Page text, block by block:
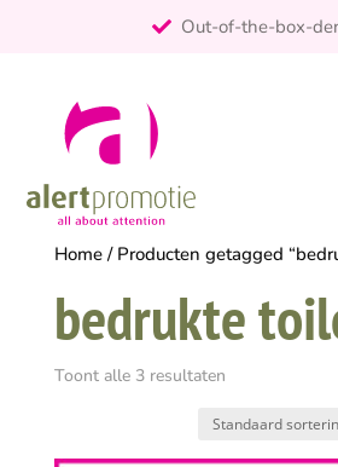
Home/ Producten getagged
bedrukte
Toont alle 3 resultaten